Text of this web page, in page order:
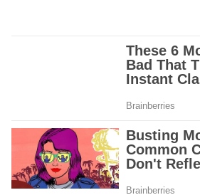
Advertisement